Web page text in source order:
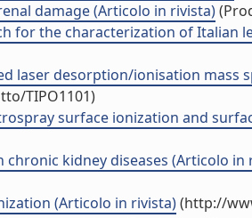
damage (Articolo in rivista)
the characterization of Italian
laser desorption/ionisation mass
TIPO1101)
surface ionization and
chronic kidney diseases (Articolo in
(Articolo in rivista)(http://